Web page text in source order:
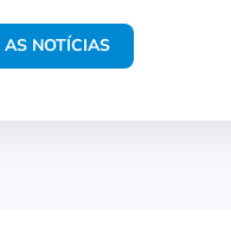
NOTÍCIAS